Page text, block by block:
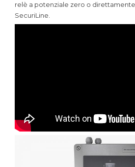
relè a potenziale zero o
SecuriLine.